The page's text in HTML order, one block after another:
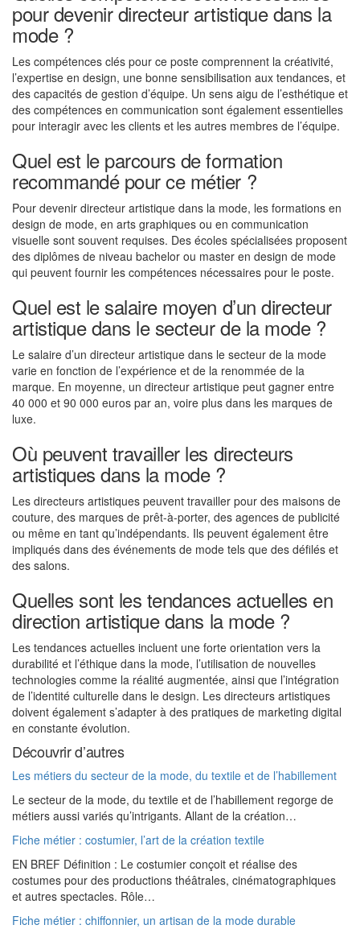
pour devenir directeur artistique dans la
mode ?
Les compétences clés pour ce poste comprennent la créativité,
l’expertise en design, une bonne sensibilisation aux tendances, et
des capacités de gestion d’équipe. Un sens aigu de l’esthétique et
des compétences en communication sont également essentielles
pour interagir avec les clients et les autres membres de l’équipe.
Quel est le parcours de formation
recommandé pour ce métier ?
Pour devenir directeur artistique dans la mode, les formations en
design de mode, en arts graphiques ou en communication
visuelle sont souvent requises. Des écoles spécialisées proposent
des diplômes de niveau bachelor ou master en design de mode
qui peuvent fournir les compétences nécessaires pour le poste.
Quel est le salaire moyen d’un directeur
artistique dans le secteur de la mode ?
Le salaire d’un directeur artistique dans le secteur de la mode
varie en fonction de l’expérience et de la renommée de la
marque. En moyenne, un directeur artistique peut gagner entre
40 000 et 90 000 euros par an, voire plus dans les marques de
luxe.
Où peuvent travailler les directeurs
artistiques dans la mode ?
Les directeurs artistiques peuvent travailler pour des maisons de
couture, des marques de prêt-à-porter, des agences de publicité
ou même en tant qu’indépendants. Ils peuvent également être
impliqués dans des événements de mode tels que des défilés et
des salons.
Quelles sont les tendances actuelles en
direction artistique dans la mode ?
Les tendances actuelles incluent une forte orientation vers la
durabilité et l’éthique dans la mode, l’utilisation de nouvelles
technologies comme la réalité augmentée, ainsi que l’intégration
de l’identité culturelle dans le design. Les directeurs artistiques
doivent également s’adapter à des pratiques de marketing digital
en constante évolution.
Découvrir d’autres
Les métiers du secteur de la mode, du textile et de l’habillement
Le secteur de la mode, du textile et de l’habillement regorge de
métiers aussi variés qu’intrigants. Allant de la création…
Fiche métier : costumier, l’art de la création textile
EN BREF Définition : Le costumier conçoit et réalise des
costumes pour des productions théâtrales, cinématographiques
et autres spectacles. Rôle…
Fiche métier : chiffonnier, un artisan de la mode durable